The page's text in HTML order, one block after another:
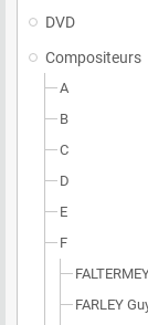
DVD
Compositeurs
A
B
C
D
E
F
FARLEY